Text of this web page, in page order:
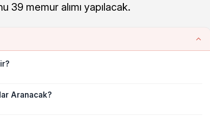
39 memur alımı yapılacak.
Aranacak?